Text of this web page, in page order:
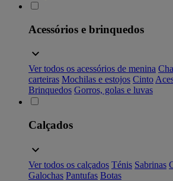
Acessórios e brinquedos
Ver todos os acessórios de menina
carteiras Mochilas e estojos Cinto
Brinquedos Gorros, golas e luvas
Calçados
Ver todos os calçados Ténis Sabrinas
Galochas Pantufas Botas